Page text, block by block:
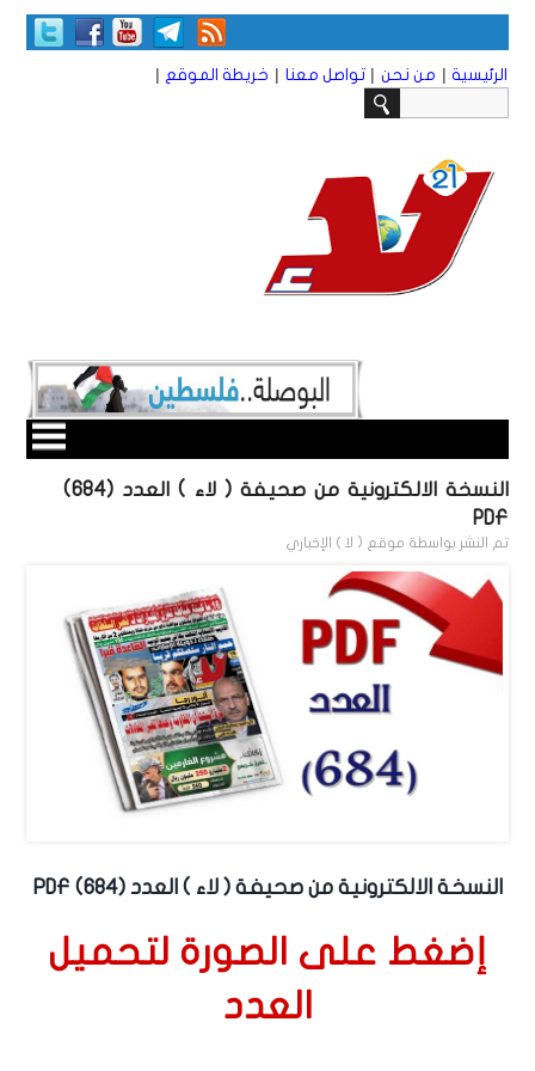
الرئيسية | من نحن | تواصل معنا | خريطة الموقع |
النسخة الالكترونية من صحيفة ( لاء ) العدد (684)
PDF
تم النشر بواسطة موقع ( لا ) الإخباري
النسخة الالكترونية من صحيفة ( لاء ) العدد (684) PDF
إضغط على الصورة لتحميل
العدد